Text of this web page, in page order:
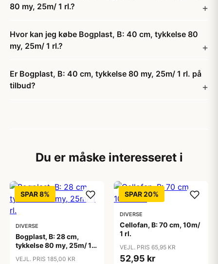
80 my, 25m/ 1 rl.?
Hvor kan jeg købe Bogplast, B: 40 cm, tykkelse 80
my, 25m/ 1 rl.?
Er Bogplast, B: 40 cm, tykkelse 80 my, 25m/ 1 rl. på
tilbud?
Du er måske interesseret i
SPAR 8%
DIVERSE
Bogplast, B: 28 cm,
tykkelse 80 my, 25m/ 1
VEJL. PRIS 185,00 KR
SPAR 20%
DIVERSE
Cellofan, B: 70 cm, 10m/
1 rl.
VEJL. PRIS 65,95 KR
52,95 kr